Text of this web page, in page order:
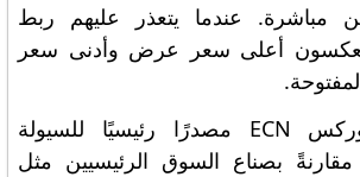
مباشرة. عندما يتعذر عليهم ربط
يعكسون أعلى سعر عرض وأدنى سعر
يعتبر وسطاء فوركس ECN مصدرًا رئيسيًا للسيولة
مقارنةً بصناع السوق الرئيسيين مثل